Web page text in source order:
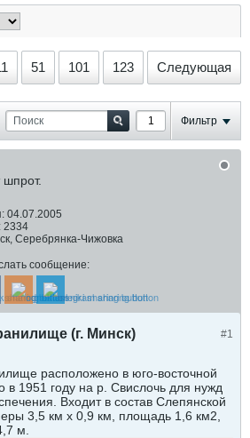
51 101 123 Следующая
Фильтр
04.07.2005
2334
Серебрянка-Чижовка
сообщение:
#1
(г. Минск)
расположено в юго-восточной
в 1951 году на р. Свислочь для нужд
Входит в состав Слепянской
3,5 км х 0,9 км, площадь 1,6 км2,
м.